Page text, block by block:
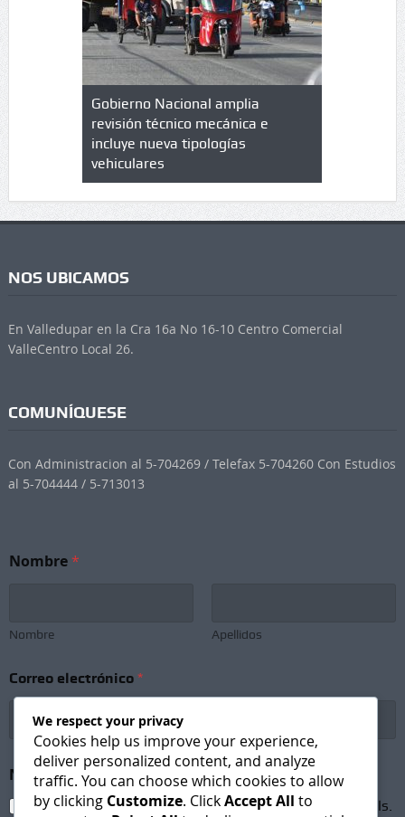
de
Gobierno Nacional amplia
revisión técnico mecánica e
incluye nueva tipologías
vehiculares
NOS UBICAMOS
En Valledupar en la Cra 16a No 16-10 Centro Comercial
ValleCentro Local 26.
COMUNÍQUESE
Con Administracion al 5-704269 / Telefax 5-704260 Con Estudios
al 5-704444 / 5-713013
Nombre*
Nombre Apellidos
o
m
C
o
r
Correo electrónico *
Newsletter Subscription*
I agree to receive newsletters and promotional emails.
We respect your privacy
Cookies help us improve your experience,
deliver personalized content, and analyze
traffic. You can choose which cookies to allow
by clicking Customize. ClickAccept All to